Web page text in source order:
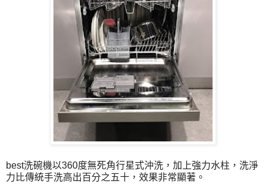
best洗碗機以360度無死角行星式沖洗，加上強力水柱，洗淨
力比傳統手洗高出百分之五十，效果非常顯著。